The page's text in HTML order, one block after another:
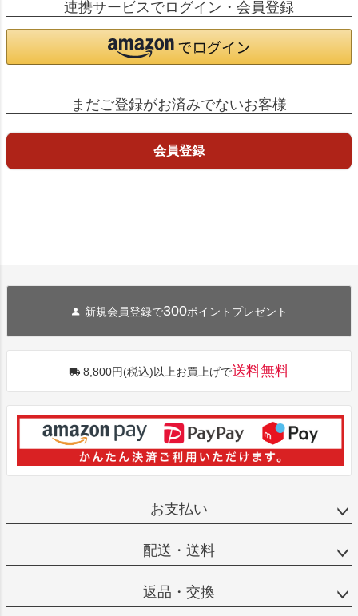
連携サービスでログイン・会員登録
まだご登録がお済みでないお客様
会員登録
新規会員登録で300ポイントプレゼント
8,800円(税込)以上お買上げで送料無料
お支払い
配送・送料
返品・交換